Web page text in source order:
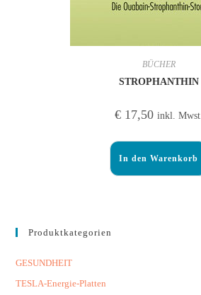
BÜCHER
STROPHANTHIN
€17,50 inkl. Mwst.
In den Warenkorb
Produktkategorien
GESUNDHEIT
TESLA-Energie-Platten